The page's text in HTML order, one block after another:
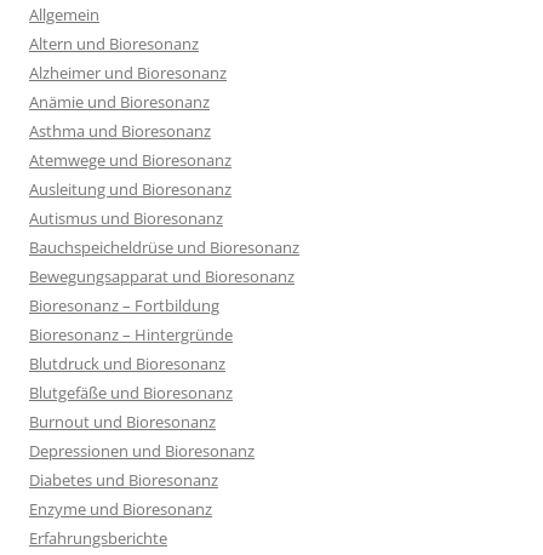
Allgemein
Altern und Bioresonanz
Alzheimer und Bioresonanz
Anämie und Bioresonanz
Asthma und Bioresonanz
Atemwege und Bioresonanz
Ausleitung und Bioresonanz
Autismus und Bioresonanz
Bauchspeicheldrüse und Bioresonanz
Bewegungsapparat und Bioresonanz
Bioresonanz – Fortbildung
Bioresonanz – Hintergründe
Blutdruck und Bioresonanz
Blutgefäße und Bioresonanz
Burnout und Bioresonanz
Depressionen und Bioresonanz
Diabetes und Bioresonanz
Enzyme und Bioresonanz
Erfahrungsberichte